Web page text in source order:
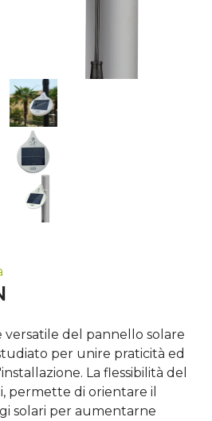
versatile del pannello solare
per unire praticità ed
La flessibilità del
permette di orientare il
solari per aumentarne